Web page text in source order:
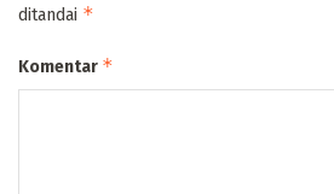
ditandai *
Komentar *